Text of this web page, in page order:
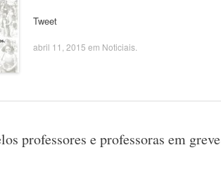
Tweet
abril 11, 2015 em Noticiais
professores e professoras em greve